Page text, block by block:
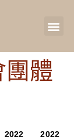
團體
2022 2022